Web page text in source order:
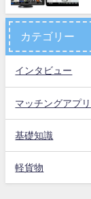
カテゴリー
インタビュー
マッチングアプリ
基礎知識
軽貨物